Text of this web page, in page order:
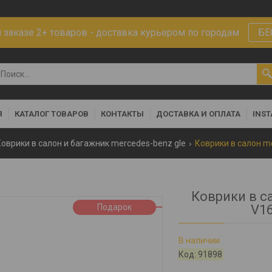
2+ товаров - доставка курьером по городам
КАТАЛОГ ТОВАРОВ КОНТАКТЫ ДОСТАВКА И ОПЛАТА
в салон и багажник mercedes-benz gle
Подарок
Коврики в
В наличии
Код: 91898